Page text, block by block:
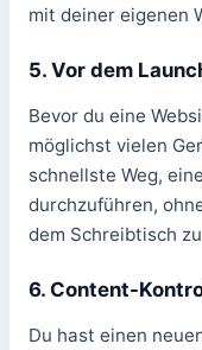
mit deiner eigenen
5. Vor dem
Bevor du eine
möglichst vielen
schnellste Weg,
durchzuführen,
dem Schreibtisch
6. Content-
Du hast einen